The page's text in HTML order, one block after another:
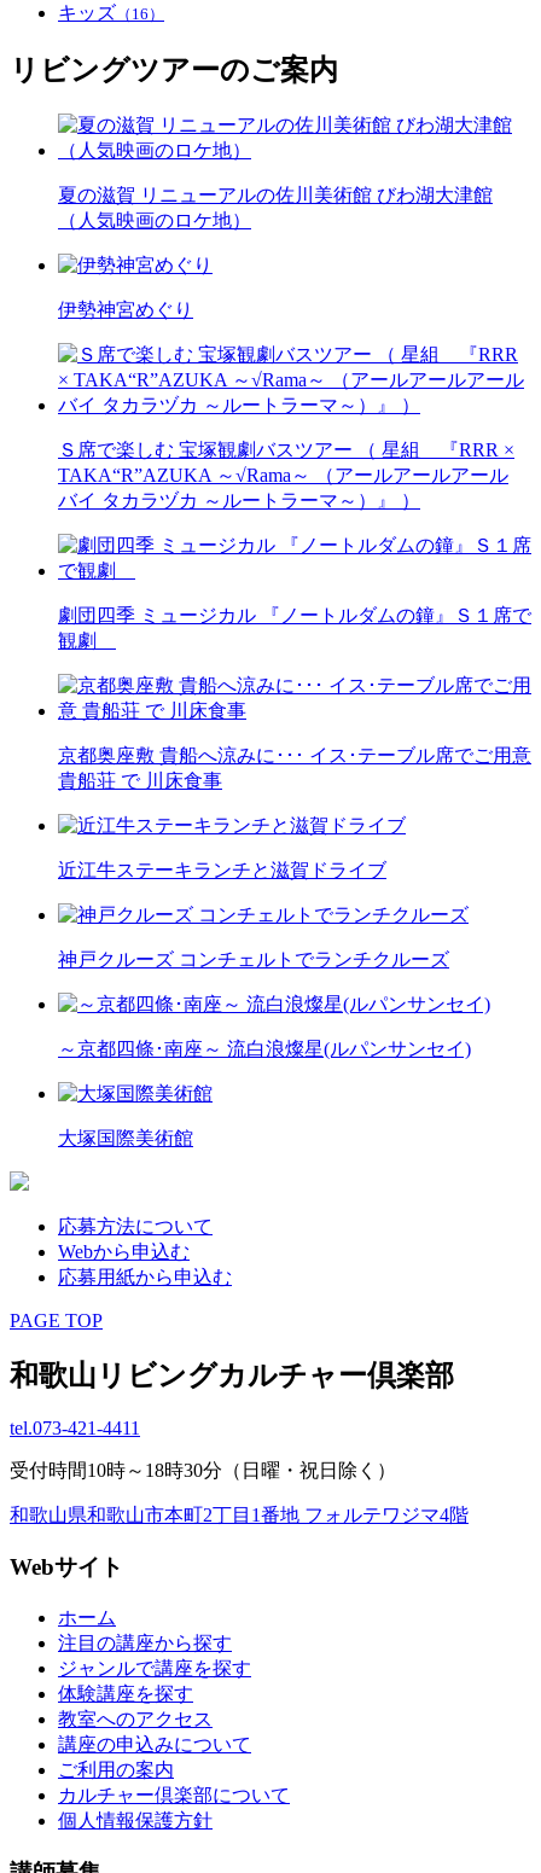
キッズ （16）
リビングツアーのご案内
夏の滋賀 リニューアルの佐川美術館 びわ湖大津館
（人気映画のロケ地）
伊勢神宮めぐり
Ｓ席で楽しむ 宝塚観劇バスツアー （ 星組 『RRR ×
TAKA“R”AZUKA ～√Rama～ （アールアールアール
バイ タカラヅカ ～ルートラーマ～）』 ）
劇団四季 ミュージカル 『ノートルダムの鐘』Ｓ１席で
観劇
京都奥座敷 貴船へ涼みに･･･ イス･テーブル席でご用意
貴船荘 で 川床食事
近江牛ステーキランチと滋賀ドライブ
神戸クルーズ コンチェルトでランチクルーズ
～京都四條･南座～ 流白浪燦星(ルパンサンセイ)
大塚国際美術館
応募方法について
Webから申込む
応募用紙から申込む
PAGE TOP
和歌山リビングカルチャー倶楽部
tel.073-421-4411
受付時間10時～18時30分（日曜・祝日除く）
和歌山県和歌山市本町2丁目1番地 フォルテワジマ4階
Webサイト
ホーム
注目の講座から探す
ジャンルで講座を探す
体験講座を探す
教室へのアクセス
講座の申込みについて
ご利用の案内
カルチャー倶楽部について
個人情報保護方針